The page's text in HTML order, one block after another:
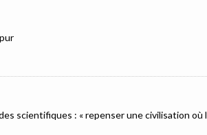
scientifiques : « repenser une civilisation où